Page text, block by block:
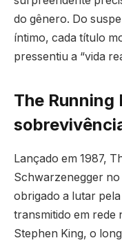
do gênero. Do
íntimo, cada título
pressentiu a “vida
The
Lançado em 1987,
Schwarzenegger
obrigado a lutar
transmitido em rede
Stephen King, o